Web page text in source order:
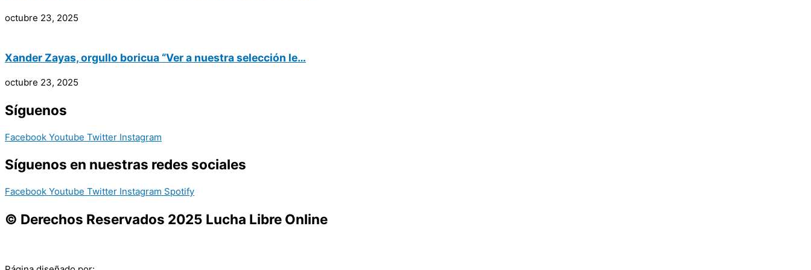
octubre 23, 2025
Xander Zayas, orgullo boricua “Ver a nuestra selección le…
octubre 23, 2025
Síguenos
Facebook Youtube Twitter Instagram
Síguenos en nuestras redes sociales
Facebook Youtube Twitter Instagram Spotify
© Derechos Reservados 2025 Lucha Libre Online